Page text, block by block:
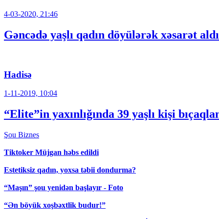
4-03-2020, 21:46
Gəncədə yaşlı qadın döyülərək xəsarət aldı
Hadisə
1-11-2019, 10:04
“Elite”in yaxınlığında 39 yaşlı kişi
Şou Biznes
Tiktoker Müjgan həbs edildi
Estetiksiz qadın, yoxsa təbii dondurma?
“Maşın” şou yenidən başlayır - Foto
“Ən böyük xoşbəxtlik budur!”